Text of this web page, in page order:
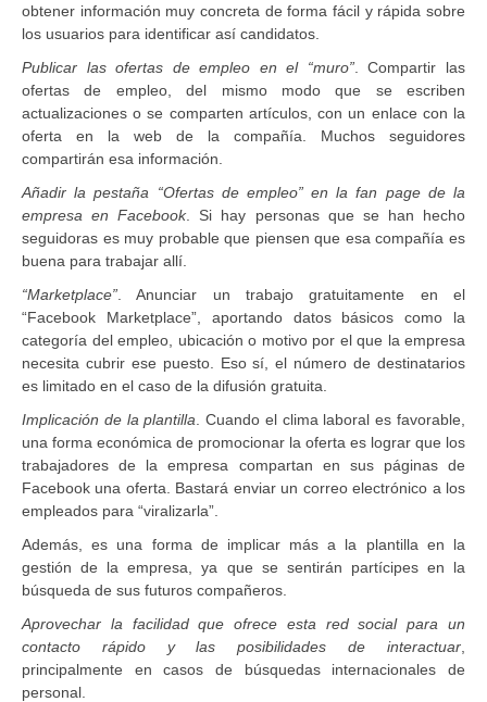
obtener información muy concreta de forma fácil y rápida sobre
los usuarios para identificar así candidatos.
Publicar las ofertas de empleo en el “muro”. Compartir las
ofertas de empleo, del mismo modo que se escriben
actualizaciones o se comparten artículos, con un enlace con la
oferta en la web de la compañía. Muchos seguidores
compartirán esa información.
Añadir la pestaña “Ofertas de empleo” en la fan page de la
empresa en Facebook. Si hay personas que se han hecho
seguidoras es muy probable que piensen que esa compañía es
buena para trabajar allí.
“Marketplace” . Anunciar un trabajo gratuitamente en el
“Facebook Marketplace”, aportando datos básicos como la
categoría del empleo, ubicación o motivo por el que la empresa
necesita cubrir ese puesto. Eso sí, el número de destinatarios
es limitado en el caso de la difusión gratuita.
Implicación de la plantilla . Cuando el clima laboral es favorable,
una forma económica de promocionar la oferta es lograr que los
trabajadores de la empresa compartan en sus páginas de
Facebook una oferta. Bastará enviar un correo electrónico a los
empleados para “viralizarla”.
Además, es una forma de implicar más a la plantilla en la
gestión de la empresa, ya que se sentirán partícipes en la
búsqueda de sus futuros compañeros.
Aprovechar la facilidad que ofrece esta red social para un
contacto rápido y las posibilidades de interactuar
principalmente en casos de búsquedas internacionales de
personal.